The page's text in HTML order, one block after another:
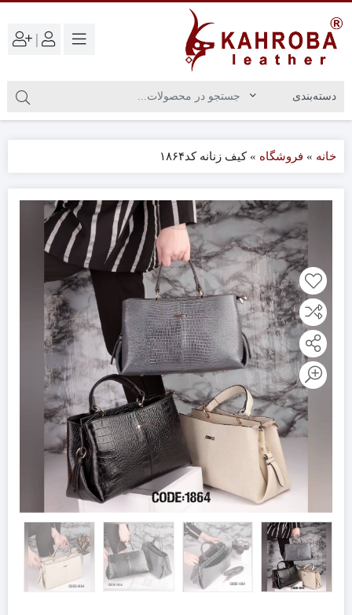
|
خانه » فروشگاه »کیف زنانه کد۱۸۶۴